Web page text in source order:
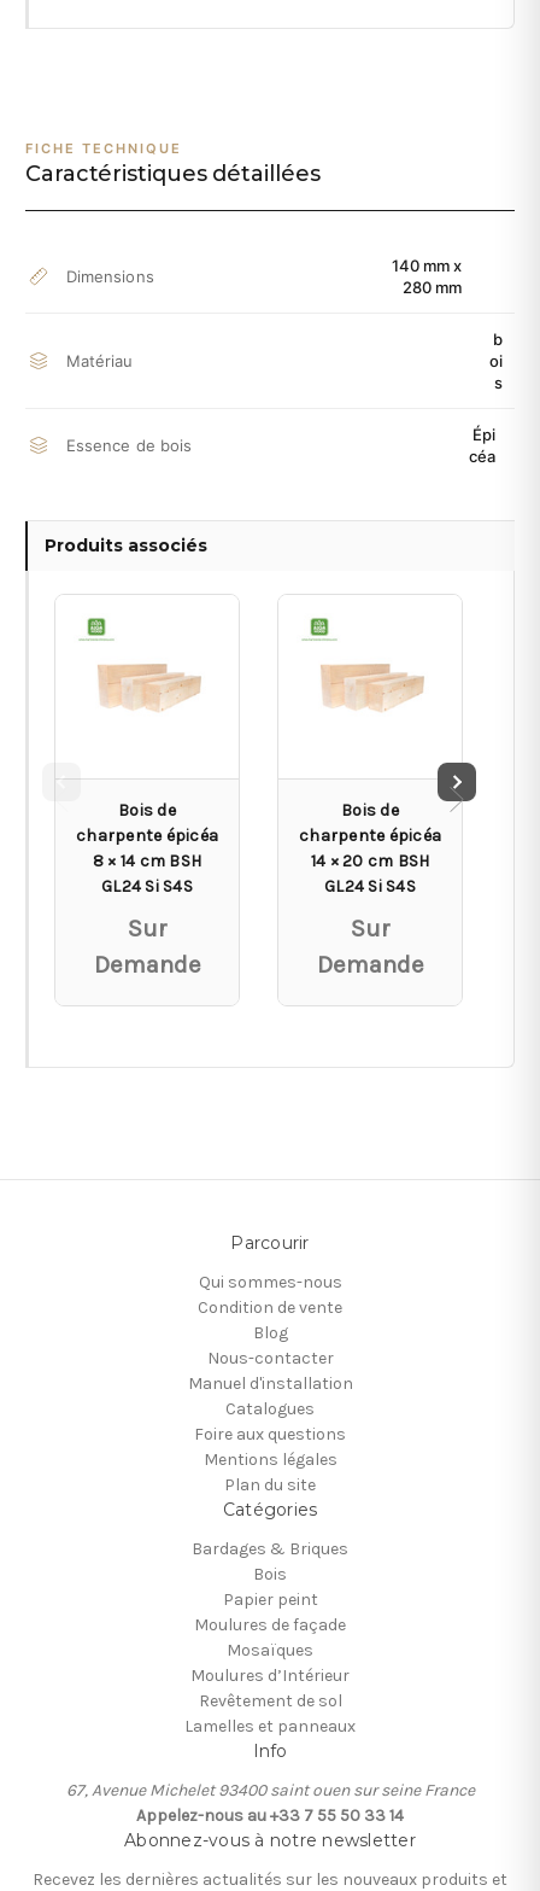
FICHE TECHNIQUE
Caractéristiques détaillées
Dimensions
140 mm x
280 mm
Matériau
b
oi
s
Essence de bois
Épi
céa
Produits associés
Bois de
charpente épicéa
8 × 14 cm BSH
GL24 Si S4S
Sur
Demande
Bois de
charpente épicéa
14 × 20 cm BSH
GL24 Si S4S
Sur
Demande
Parcourir
Qui sommes-nous
Condition de vente
Blog
Nous-contacter
Manuel d'installation
Catalogues
Foire aux questions
Mentions légales
Plan du site
Catégories
Bardages & Briques
Bois
Papier peint
Moulures de façade
Mosaïques
Moulures d’Intérieur
Revêtement de sol
Lamelles et panneaux
Info
67, Avenue Michelet 93400 saint ouen sur seine France
Appelez-nous au +33 7 55 50 33 14
Abonnez-vous à notre newsletter
Recevez les dernières actualités sur les nouveaux produits et